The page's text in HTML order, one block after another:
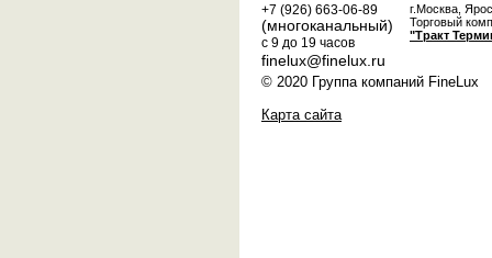
+7 (926) 663-06-89
(многоканальный)
с 9 до 19 часов
finelux@finelux.ru
г.Москва,
Торговый
"Тракт
© 2020 Группа компаний FineLux
Карта сайта